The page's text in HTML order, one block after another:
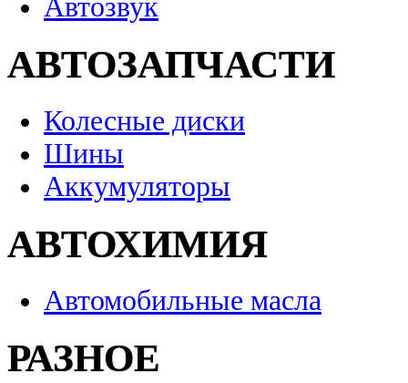
Автозвук
АВТОЗАПЧАСТИ
Колесные диски
Шины
Аккумуляторы
АВТОХИМИЯ
Автомобильные масла
РАЗНОЕ